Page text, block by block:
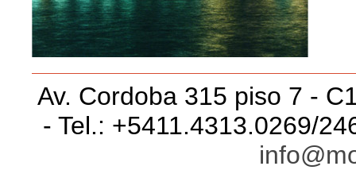
Av. Cordoba 315 piso 7 -
- Tel.: +5411.4313.0269/